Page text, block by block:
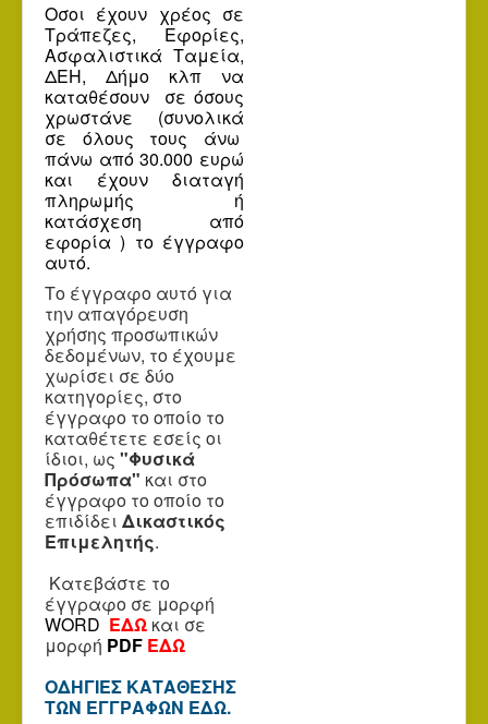
Οσοι έχουν χρέος σε
Τράπεζες, Εφορίες,
Ασφαλιστικά Ταμεία,
ΔΕΗ, Δήμο κλπ να
καταθέσουν σε όσους
χρωστάνε (συνολικά
σε όλους τους άνω
πάνω από 30.000 ευρώ
και έχουν διαταγή
πληρωμής ή
κατάσχεση από
εφορία ) το έγγραφο
αυτό.
Το έγγραφο αυτό για
την απαγόρευση
χρήσης προσωπικών
δεδομένων, το έχουμε
χωρίσει σε δύο
κατηγορίες, στο
έγγραφο το οποίο το
καταθέτετε εσείς οι
ίδιοι, ως "Φυσικά
Πρόσωπα" και στο
έγγραφο το οποίο το
επιδίδει Δικαστικός
Επιμελητής.
Κατεβάστε το
έγγραφο σε μορφή
WORD ΕΔΩ και σε
μορφή PDF ΕΔΩ
ΟΔΗΓΙΕΣ ΚΑΤΑΘΕΣΗΣ
ΤΩΝ ΕΓΓΡΑΦΩΝ ΕΔΩ.